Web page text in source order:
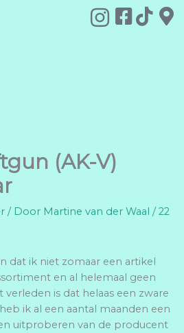
(AK-V)
/ Door Martine van der Waal / 22
dat ik niet zomaar een artikel
en al helemaal geen
is dat helaas een zware
ik al een aantal maanden een
uitproberen van de producent